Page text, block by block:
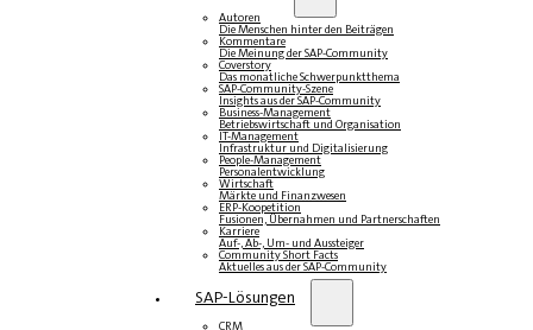
Autoren
Die Menschen hinter den Beiträgen
Kommentare
Die Meinung der SAP-Community
Coverstory
Das monatliche Schwerpunktthema
SAP-Community-Szene
Insights aus der SAP-Community
Business-Management
Betriebswirtschaft und Organisation
IT-Management
Infrastruktur und Digitalisierung
People-Management
Personalentwicklung
Wirtschaft
Märkte und Finanzwesen
ERP-Koopetition
Fusionen, Übernahmen und Partnerschaften
Karriere
Auf-, Ab-, Um- und Aussteiger
Community Short Facts
Aktuelles aus der SAP-Community
SAP-Lösungen
CRM